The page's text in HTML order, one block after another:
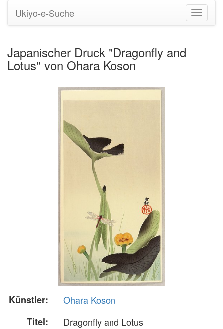
Ukiyo-e-Suche
Japanischer Druck "Dragonfly and
Lotus" von Ohara Koson
Künstler:
Ohara Koson
Titel:
Dragonfly and Lotus